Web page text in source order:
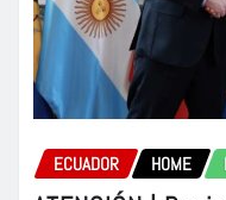
ECUADOR HOME